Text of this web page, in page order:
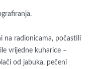
na radionicama, počastili
vrijedne kuharice –
od jabuka, pečeni